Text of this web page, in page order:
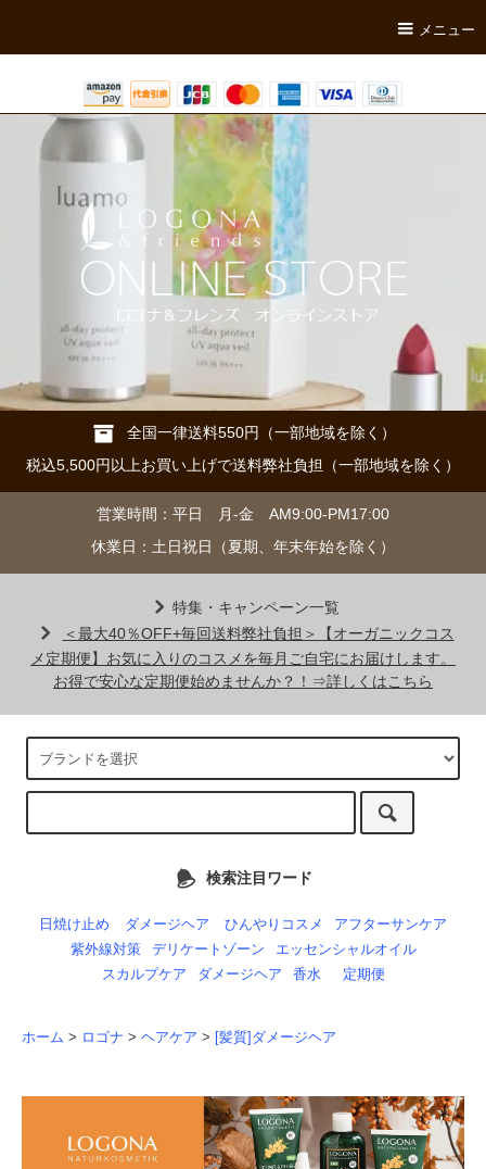
メニュー
全国一律送料550円（一部地域を除く）
税込5,500円以上お買い上げで送料弊社負担（一部地域を除く）
営業時間：平日 月-金 AM9:00-PM17:00
休業日：土日祝日（夏期、年末年始を除く）
特集・キャンペーン一覧
＜最大40％OFF+毎回送料弊社負担＞【オーガニックコス
メ定期便】お気に入りのコスメを毎月ご自宅にお届けします。
お得で安心な定期便始めませんか？！⇒詳しくはこちら
検索注目ワード
日焼け止め ダメージヘア ひんやりコスメ
アフターサンケア
紫外線対策
デリケートゾーン
エッセンシャルオイル
スカルプケア
ダメージヘア 香水 定期便
ホーム > ロゴナ > ヘアケア > [髪質]ダメージヘア